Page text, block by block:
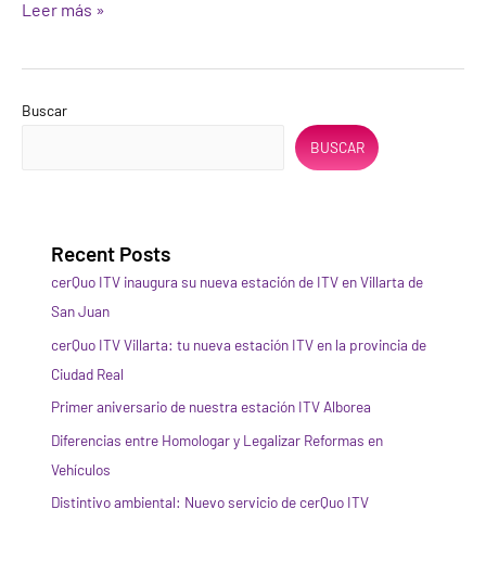
Leer más »
Buscar
BUSCAR
Recent Posts
cerQuo ITV inaugura su nueva estación de ITV en Villarta de
San Juan
cerQuo ITV Villarta: tu nueva estación ITV en la provincia de
Ciudad Real
Primer aniversario de nuestra estación ITV Alborea
Diferencias entre Homologar y Legalizar Reformas en
Vehículos
Distintivo ambiental: Nuevo servicio de cerQuo ITV